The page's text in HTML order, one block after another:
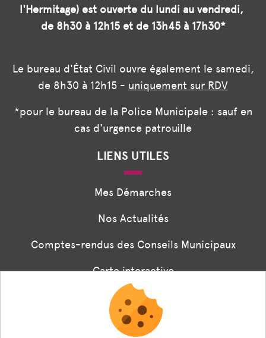
l'Hermitage) est ouverte du lundi au vendredi,
de 8h30 à 12h15 et de 13h45 à 17h30*
Le bureau d'État Civil ouvre également le samedi,
de 8h30 à 12h15 - uniquement sur RDV
*pour le bureau de la Police Municipale : sauf en
cas d'urgence patrouille
LIENS UTILES
Mes Démarches
Nos Actualités
Comptes-rendus des Conseils Municipaux
Carte interactive
Associations
Formulaire panneaux digitaux